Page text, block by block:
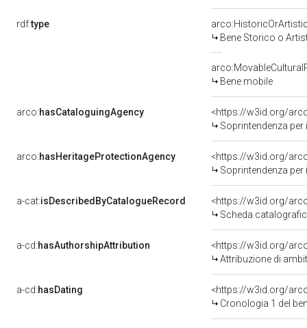
rdf:type
Bene Storico o
Bene mobile
arco:hasCataloguingAgency
<https://w3id.org/
Soprintendenza
arco:hasHeritageProtectionAgency
<https://w3id.org/
Soprintendenza per i
a-cat:isDescribedByCatalogueRecord
<https://w3id.org/
Scheda
a-cd:hasAuthorshipAttribution
<https://w3id.org/
Attribuzione di
a-cd:hasDating
<https://w3id.org/
Cronologia 1 del